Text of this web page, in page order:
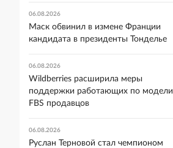
06.08.2026
Маск обвинил в измене Франции
кандидата в президенты Тонделье
06.08.2026
Wildberries расширила меры
поддержки работающих по модели
FBS продавцов
06.08.2026
Руслан Терновой стал чемпионом